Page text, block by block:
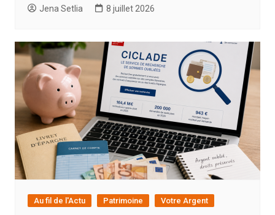
Jena Setlia 8 juillet 2026
Au fil de l'Actu Patrimoine Votre Argent